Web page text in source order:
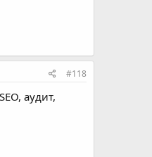
#118
аудит,